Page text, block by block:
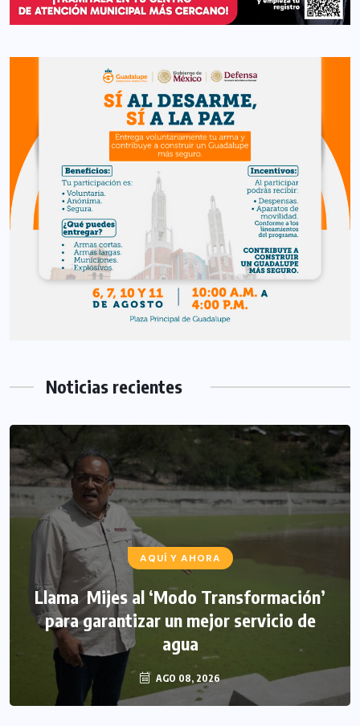
Noticias recientes
AQUÍ Y AHORA
Llama Mijes al ‘Modo Transformación’
para garantizar un mejor servicio de
agua
AGO 08, 2026